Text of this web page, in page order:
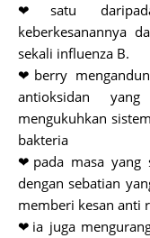
❤satu
keberkesanannya
sekali influenza B.
❤berry
antioksidan
mengukuhkan
bakteria
❤pada masa yang
dengan sebatian
memberi kesan anti
❤ia juga